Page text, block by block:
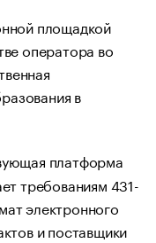
площадкой
оператора во
в
платформа
требованиям 431-
электронного
и поставщики